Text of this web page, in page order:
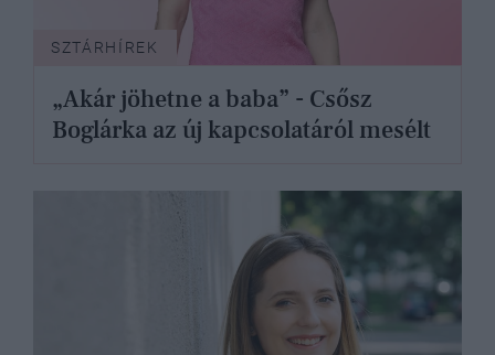
SZTÁRHÍREK
„Akár jöhetne a baba” - Csősz
Boglárka az új kapcsolatáról mesélt